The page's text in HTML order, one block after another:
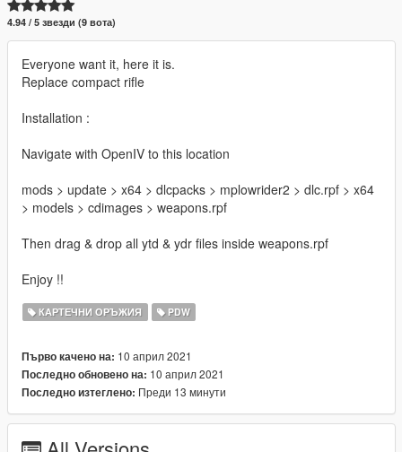
4.94 / 5 звезди (9 вота)
Everyone want it, here it is.
Replace compact rifle
Installation :
Navigate with OpenIV to this location
mods > update > x64 > dlcpacks > mplowrider2 > dlc.rpf > x64
> models > cdimages > weapons.rpf
Then drag & drop all ytd & ydr files inside weapons.rpf
Enjoy !!
КАРТЕЧНИ ОРЪЖИЯ PDW
Първо качено на: 10 април 2021
Последно обновено на: 10 април 2021
Последно изтеглено: Преди 13 минути